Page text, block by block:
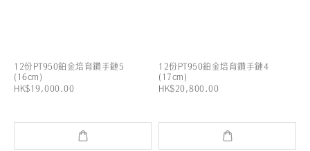
12份PT950鉑金培育鑽手鏈5
(16cm)
HK$19,000.00
12份PT950鉑金培育鑽手鏈4
(17cm)
HK$20,800.00